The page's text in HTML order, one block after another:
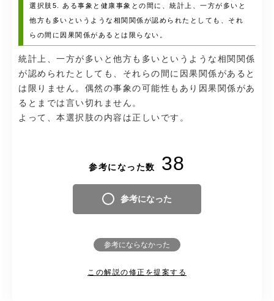
選択肢5. ある事象と健康事象との間に、統計上、一方が多いと
他方も多いというような相関関係が認められたとしても、それ
らの間に因果関係があるとは限らない。
統計上、一方が多いと他方も多いというような相関関係
が認められたとしても、それらの間に因果関係があると
は限りません。偶然の事象の可能性もあり因果関係があ
るとまでは言い切れません。
よって、本選択肢の内容は正しいです。
参考になった数 38
参考になった
参考にならなかった
この解説の修正を提案する